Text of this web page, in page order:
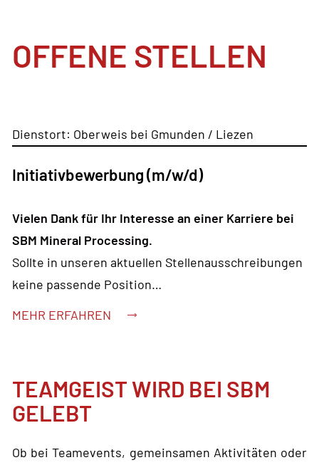
OFFENE STELLEN
Dienstort: Oberweis bei Gmunden / Liezen
Initiativbewerbung (m/w/d)
Vielen Dank für Ihr Interesse an einer Karriere bei
SBM Mineral Processing.
Sollte in unseren aktuellen Stellenausschreibungen
keine passende Position…
MEHR ERFAHREN
TEAMGEIST WIRD BEI SBM
GELEBT
Ob bei Teamevents, gemeinsamen Aktivitäten oder